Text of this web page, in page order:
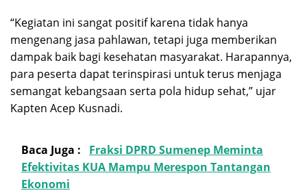
“Kegiatan ini sangat positif karena tidak hanya
mengenang jasa pahlawan, tetapi juga memberikan
dampak baik bagi kesehatan masyarakat. Harapannya,
para peserta dapat terinspirasi untuk terus menjaga
semangat kebangsaan serta pola hidup sehat,” ujar
Kapten Acep Kusnadi.
Baca Juga :
Fraksi DPRD Sumenep Meminta
Efektivitas KUA Mampu Merespon Tantangan
Ekonomi